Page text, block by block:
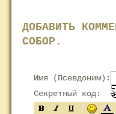
ДОБАВИТЬ
СОБОР.
Имя (Псевдоним):
Секретный код: